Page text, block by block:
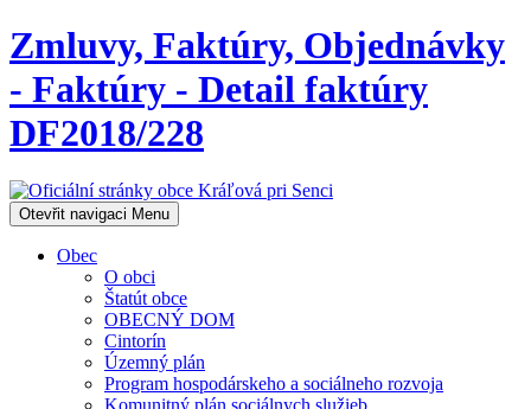
Zmluvy, Faktúry, Objednávky
- Faktúry - Detail faktúry
DF2018/228
Otevřit navigaci Menu
Obec
O obci
Štatút obce
OBECNÝ DOM
Cintorín
Územný plán
Program hospodárskeho a sociálneho rozvoja